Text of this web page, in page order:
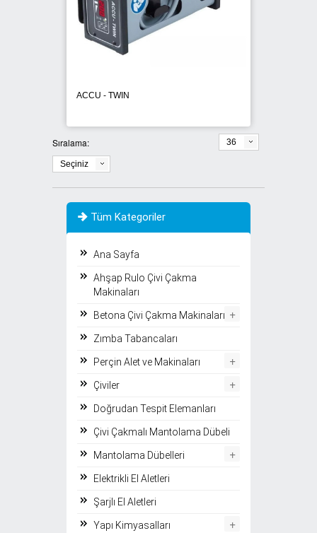
ACCU - TWIN
Sıralama:
Seçiniz
36
Tüm Kategoriler
Ana Sayfa
Ahşap Rulo Çivi Çakma
Makinaları
Betona Çivi Çakma Makinaları +
Zımba Tabancaları
Perçin Alet ve Makinaları +
Çiviler +
Doğrudan Tespit Elemanları
Çivi Çakmalı Mantolama Dübeli
Mantolama Dübelleri +
Elektrikli El Aletleri
Şarjlı El Aletleri
Yapı Kimyasalları +